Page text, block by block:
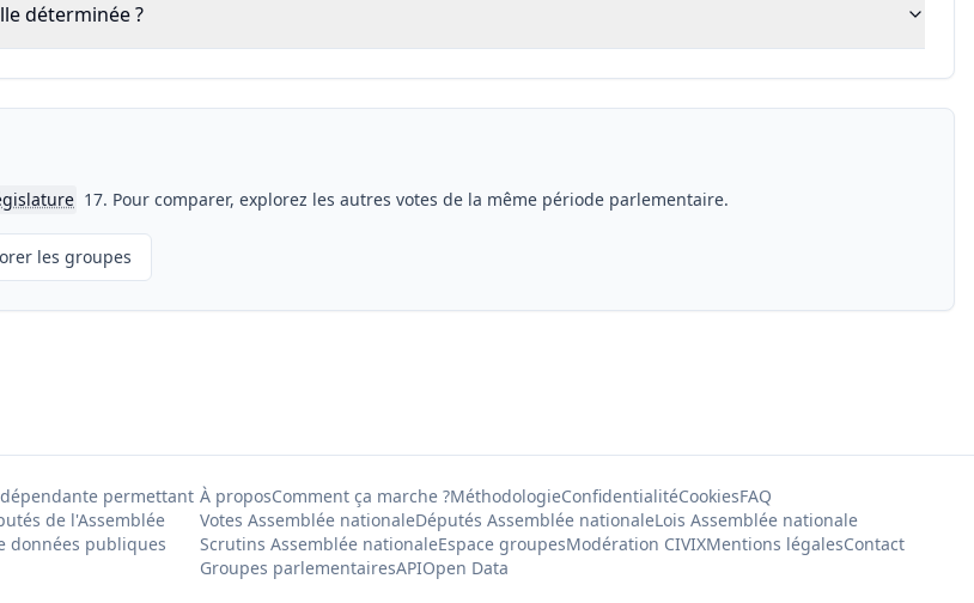
déterminée ?
17. Pour comparer, explorez les autres votes de la même période parlementaire.
les groupes
permettant
de l'Assemblée
données publiques
À proposComment ça marche ?MéthodologieConfidentialitéCookiesFAQ
Votes Assemblée nationaleDéputés Assemblée nationaleLois Assemblée nationale
Scrutins Assemblée nationaleEspace groupesModération CIVIXMentions légalesContact
Groupes parlementairesAPIOpen Data